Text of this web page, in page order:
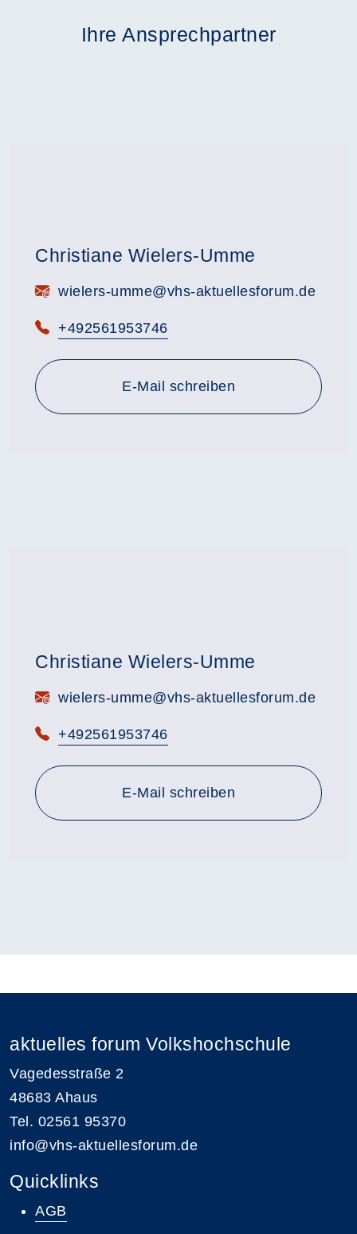
Ihre Ansprechpartner
Christiane Wielers-Umme
E-Mail:wielers-umme@vhs-aktuellesforum.de
Telefon:
+492561953746
E-Mail schreiben
Christiane Wielers-Umme
E-Mail:wielers-umme@vhs-aktuellesforum.de
Telefon:
+492561953746
E-Mail schreiben
aktuelles forum Volkshochschule
Vagedesstraße 2
48683 Ahaus
Tel. 02561 95370
info@vhs-aktuellesforum.de
Quicklinks
AGB